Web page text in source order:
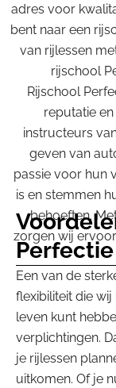
adres voor
bent naar een
van rijlessen
rijschool
Rijschool
reputatie
instructeurs
geven van
passie voor hun
is en stemmen
behoeften.
zorgen wij
Een van de
flexibiliteit die
leven kunt
verplichtingen.
je rijlessen
uitkomen. Of je